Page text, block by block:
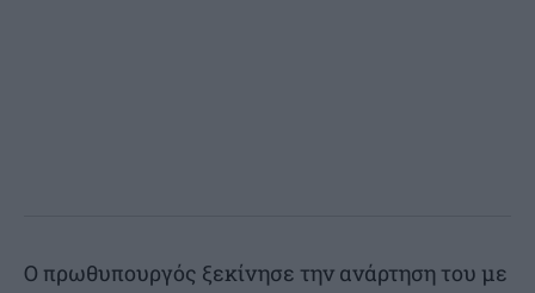
Ο πρωθυπουργός ξεκίνησε την ανάρτηση του με